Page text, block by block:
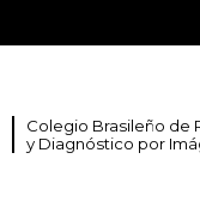
Colegio Brasileño de
y Diagnóstico por